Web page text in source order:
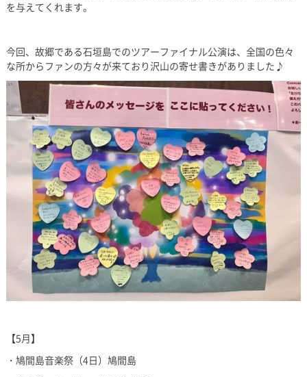
を与えてくれます。
今回、故郷である石垣島でのツアーファイナル公演は、全国の色々
な所からファンの方々が来ており沢山の寄せ書きがありました♪
【5月】
・鳩間島音楽祭（4日）鳩間島